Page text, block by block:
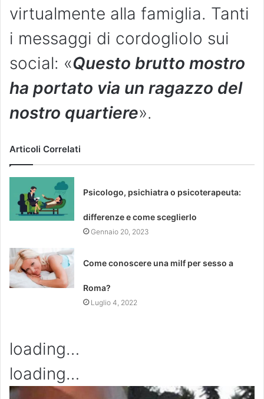
virtualmente alla famiglia. Tanti
i messaggi di cordoglioIo sui
social: «Questo brutto mostro
ha portato via un ragazzo del
nostro quartiere».
Articoli Correlati
Psicologo, psichiatra o psicoterapeuta:
differenze e come sceglierlo
Gennaio 20, 2023
Come conoscere una milf per sesso a
Roma?
Luglio 4, 2022
loading…
loading…